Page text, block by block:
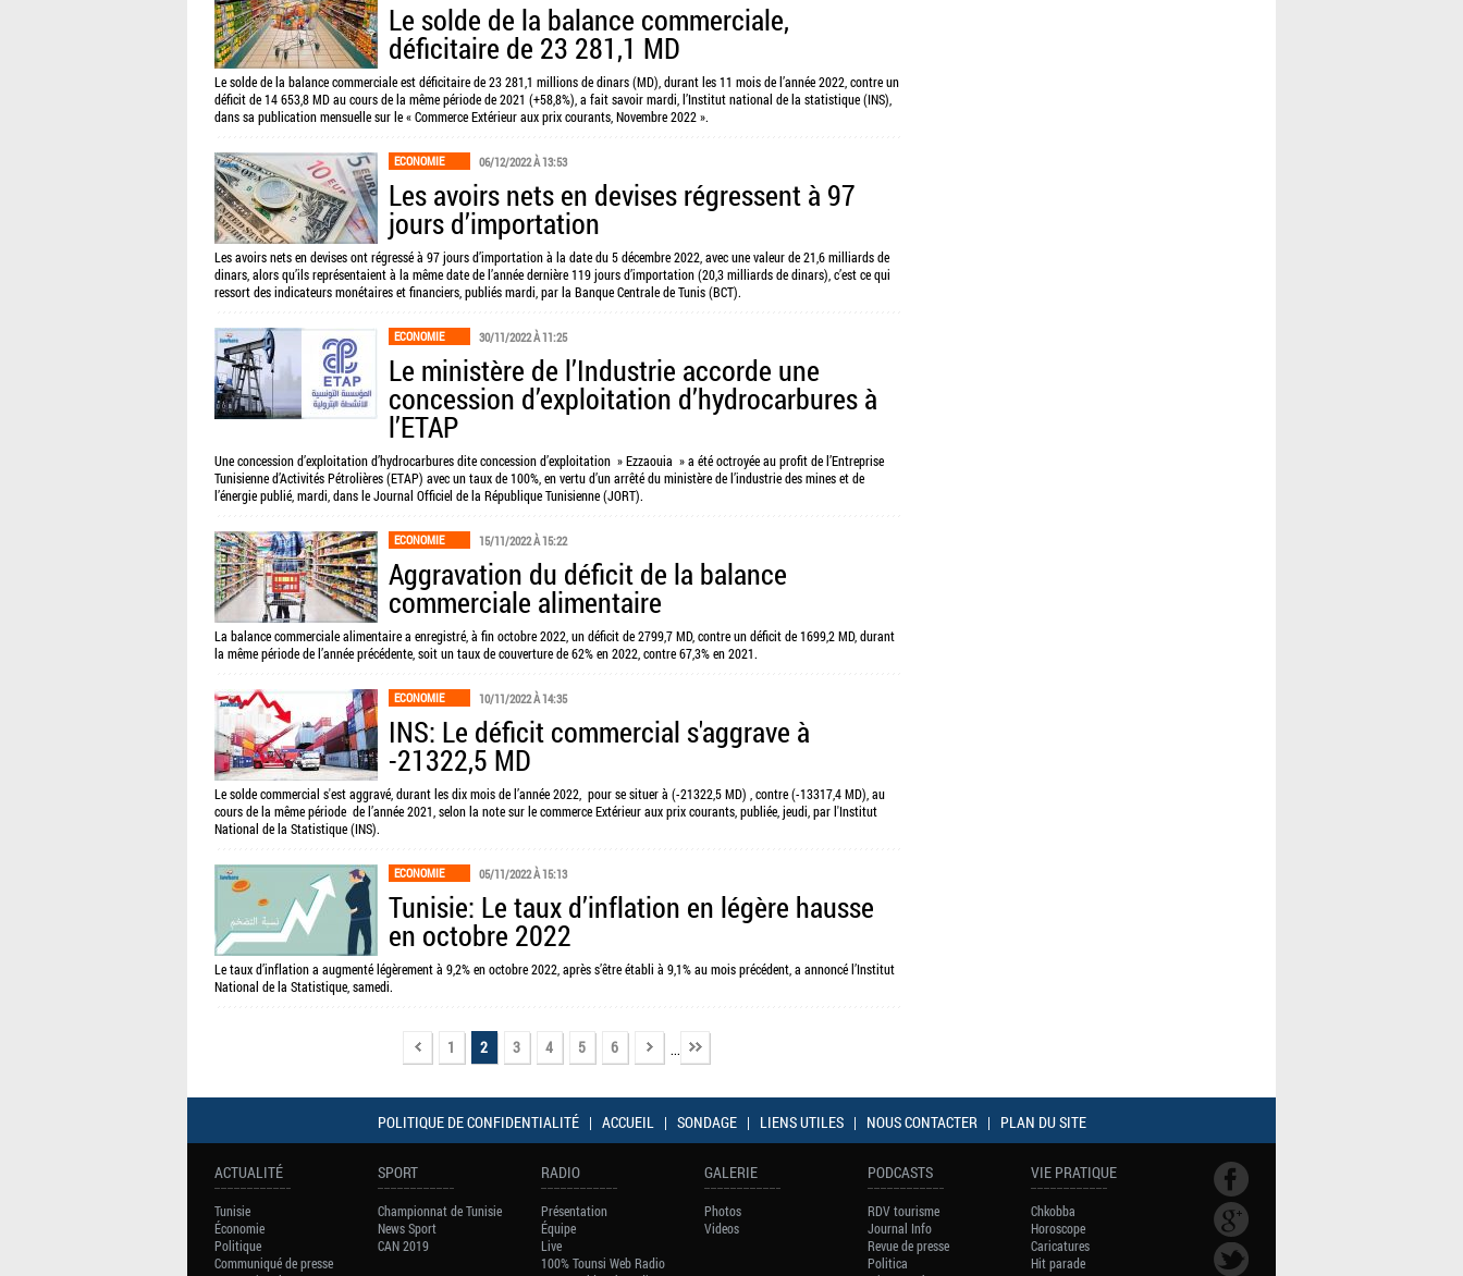
Le solde de la balance commerciale,
déficitaire de 23 281,1 MD
Le solde de la balance commerciale est déficitaire de 23 281,1 millions de dinars (MD), durant les 11 mois de l’année 2022, contre un
déficit de 14 653,8 MD au cours de la même période de 2021 (+58,8%), a fait savoir mardi, l’Institut national de la statistique (INS),
dans sa publication mensuelle sur le « Commerce Extérieur aux prix courants, Novembre 2022 ».
ECONOMIE 06/12/2022 À 13:53
Les avoirs nets en devises régressent à 97
jours d’importation
Les avoirs nets en devises ont régressé à 97 jours d’importation à la date du 5 décembre 2022, avec une valeur de 21,6 milliards de
dinars, alors qu’ils représentaient à la même date de l’année dernière 119 jours d’importation (20,3 milliards de dinars), c’est ce qui
ressort des indicateurs monétaires et financiers, publiés mardi, par la Banque Centrale de Tunis (BCT).
ECONOMIE 30/11/2022 À 11:25
Le ministère de l’Industrie accorde une
concession d’exploitation d’hydrocarbures à
l’ETAP
Une concession d’exploitation d’hydrocarbures dite concession d’exploitation » Ezzaouia » a été octroyée au profit de l’Entreprise
Tunisienne d’Activités Pétrolières (ETAP) avec un taux de 100%, en vertu d’un arrêté du ministère de l’industrie des mines et de
l’énergie publié, mardi, dans le Journal Officiel de la République Tunisienne (JORT).
ECONOMIE 15/11/2022 À 15:22
Aggravation du déficit de la balance
commerciale alimentaire
La balance commerciale alimentaire a enregistré, à fin octobre 2022, un déficit de 2799,7 MD, contre un déficit de 1699,2 MD, durant
la même période de l’année précédente, soit un taux de couverture de 62% en 2022, contre 67,3% en 2021.
ECONOMIE 10/11/2022 À 14:35
INS: Le déficit commercial s'aggrave à
-21322,5 MD
Le solde commercial s'est aggravé, durant les dix mois de l’année 2022, pour se situer à (-21322,5 MD) , contre (-13317,4 MD), au
cours de la même période de l’année 2021, selon la note sur le commerce Extérieur aux prix courants, publiée, jeudi, par l'Institut
National de la Statistique (INS).
ECONOMIE 05/11/2022 À 15:13
Tunisie: Le taux d’inflation en légère hausse
en octobre 2022
Le taux d’inflation a augmenté légèrement à 9,2% en octobre 2022, après s’être établi à 9,1% au mois précédent, a annoncé l’Institut
National de la Statistique, samedi.
1 2 3 4 5 6 ...
POLITIQUE DE CONFIDENTIALITÉ | ACCUEIL | SONDAGE | LIENS UTILES | NOUS CONTACTER | PLAN DU SITE
ACTUALITÉ
Tunisie
Économie
Politique
Communiqué de presse
SPORT
Championnat de Tunisie
News Sport
CAN 2019
RADIO
Présentation
Équipe
Live
100% Tounsi Web Radio
GALERIE
Photos
Videos
PODCASTS
RDV tourisme
Journal Info
Revue de presse
Politica
VIE PRATIQUE
Chkobba
Horoscope
Caricatures
Hit parade